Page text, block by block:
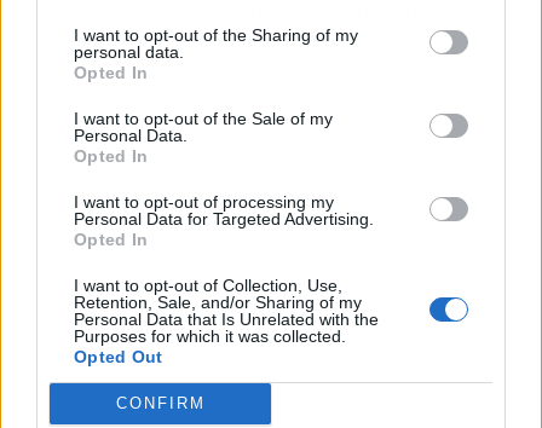
I want to opt-out of the Sharing of my
personal data.
Opted In
I want to opt-out of the Sale of my
Personal Data.
Opted In
I want to opt-out of processing my
Personal Data for Targeted Advertising.
Opted In
I want to opt-out of Collection, Use,
Retention, Sale, and/or Sharing of my
Personal Data that Is Unrelated with the
Purposes for which it was collected.
Opted Out
CONFIRM
estafadores informáticos.